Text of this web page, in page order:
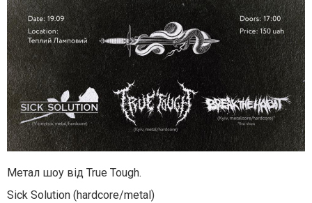
Метал шоу від True Tough.
Sick Solution (hardcore/metal)